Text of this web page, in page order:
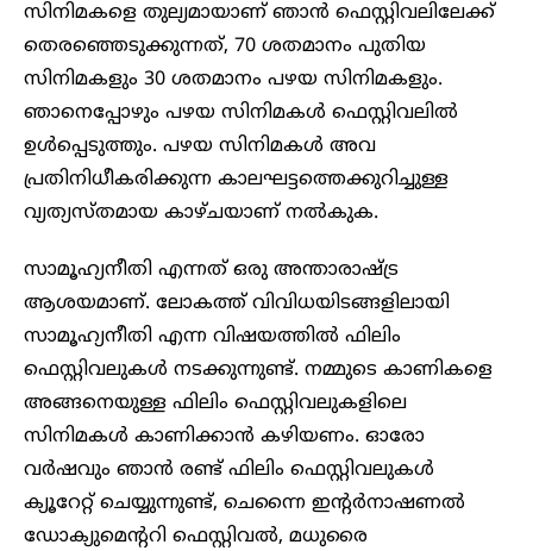
സിനിമകളെ തുല്യമായാണ് ഞാൻ ഫെസ്റ്റിവലിലേക്ക്
തെരഞ്ഞെടുക്കുന്നത്, 70 ശതമാനം പുതിയ
സിനിമകളും 30 ശതമാനം പഴയ സിനിമകളും.
ഞാനെപ്പോഴും പഴയ സിനിമകൾ ഫെസ്റ്റിവലിൽ
ഉൾപ്പെടുത്തും. പഴയ സിനിമകൾ അവ
പ്രതിനിധീകരിക്കുന്ന കാലഘട്ടത്തെക്കുറിച്ചുള്ള
വ്യത്യസ്തമായ കാഴ്ചയാണ് നൽകുക.
സാമൂഹ്യനീതി എന്നത് ഒരു അന്താരാഷ്ട്ര
ആശയമാണ്. ലോകത്ത് വിവിധയിടങ്ങളിലായി
സാമൂഹ്യനീതി എന്ന വിഷയത്തിൽ ഫിലിം
ഫെസ്റ്റിവലുകൾ നടക്കുന്നുണ്ട്. നമ്മുടെ കാണികളെ
അങ്ങനെയുള്ള ഫിലിം ഫെസ്റ്റിവലുകളിലെ
സിനിമകൾ കാണിക്കാൻ കഴിയണം. ഓരോ
വർഷവും ഞാൻ രണ്ട് ഫിലിം ഫെസ്റ്റിവലുകൾ
ക്യൂറേറ്റ് ചെയ്യുന്നുണ്ട്, ചെന്നൈ ഇന്റർനാഷണൽ
ഡോക്യുമെന്ററി ഫെസ്റ്റിവൽ, മധുരൈ